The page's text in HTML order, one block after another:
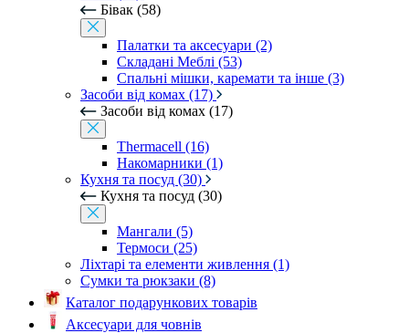
Бівак (58)
Палатки та аксесуари (2)
Складані Меблі (53)
Спальні мішки, каремати та інше (3)
Засоби від комах (17)
Засоби від комах (17)
Thermacell (16)
Накомарники (1)
Кухня та посуд (30)
Кухня та посуд (30)
Мангали (5)
Термоси (25)
Ліхтарі та елементи живлення (1)
Сумки та рюкзаки (8)
Каталог подарункових товарів
Аксесуари для човнів